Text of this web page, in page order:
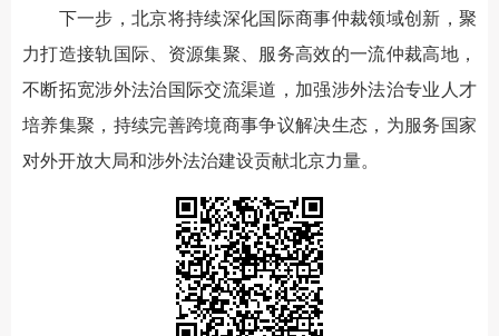
下一步，北京将持续深化国际商事仲裁领域创新，聚
力打造接轨国际、资源集聚、服务高效的一流仲裁高地，
不断拓宽涉外法治国际交流渠道，加强涉外法治专业人才
培养集聚，持续完善跨境商事争议解决生态，为服务国家
对外开放大局和涉外法治建设贡献北京力量。